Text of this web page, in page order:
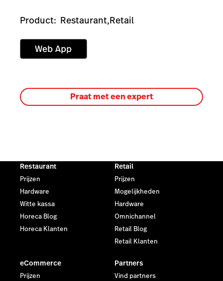
Product: Restaurant,Retail
Praat met een expert
Restaurant
Prijzen
Hardware
Witte kassa
Horeca Blog
Horeca Klanten
Retail
Prijzen
Mogelijkheden
Hardware
Omnichannel
Retail Blog
Retail Klanten
eCommerce
Prijzen
Partners
Vind partners